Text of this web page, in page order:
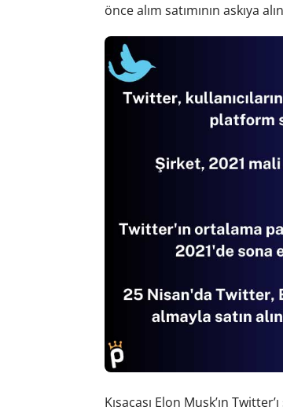
önce alım satımının askıya
Kısacası Elon Musk’ın